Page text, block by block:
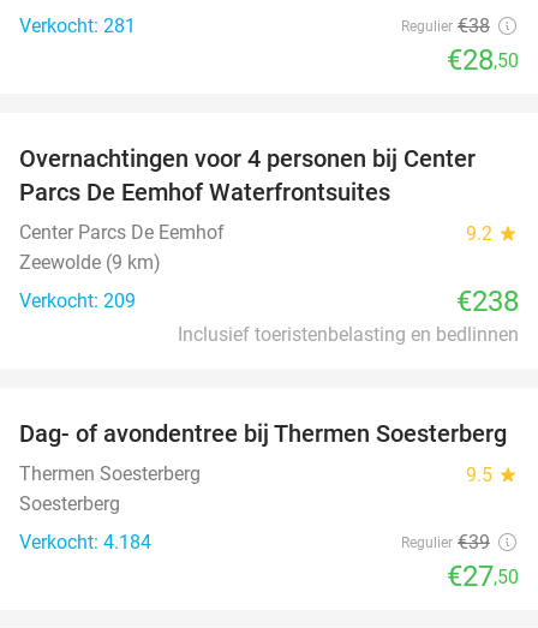
Verkocht: 281
Regulier €38
€28,50
Overnachtingen voor 4 personen bij Center
Parcs De Eemhof Waterfrontsuites
Center Parcs De Eemhof 9.2 star
Zeewolde (9 km)
Verkocht: 209
€238
Inclusief toeristenbelasting en bedlinnen
29%
Dag- of avondentree bij Thermen Soesterberg
Thermen Soesterberg 9.5 star
Soesterberg
Verkocht: 4.184
Regulier €39
€27,50